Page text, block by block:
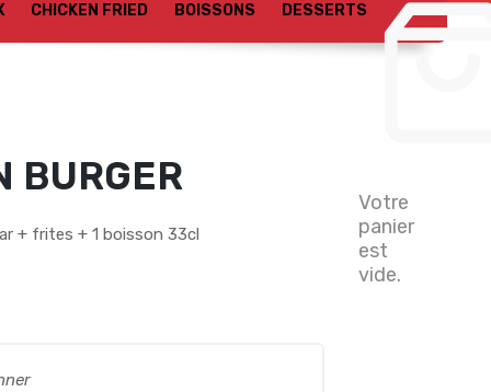
Votre
panier
est
vide.
CHICKEN FRIED BOISSONS DESSERTS
BURGER
+ frites + 1 boisson 33cl